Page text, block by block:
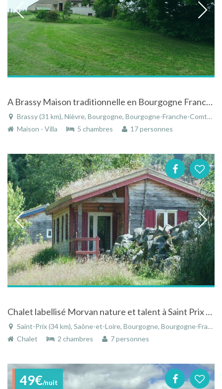
A Brassy Maison traditionnelle en Bourgogne Franche comté
Brassy (31 km), Nièvre, Bourgogne, Bourgogne-Franche-Comté, France
Maison - Villa
5 chambres 17 personnes
Chalet labellisé Morvan nature et talent à Saint Prix en Bourgogne
Saint-Prix (34 km), Saône-et-Loire, Bourgogne, Bourgogne-Franche-Comté, France
Chalet
2 chambres 7 personnes
49€/nuit